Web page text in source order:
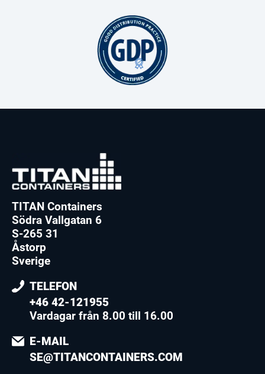
TITAN Containers
Södra Vallgatan 6
S-265 31
Åstorp
Sverige
TELEFON
+46 42-121955
Vardagar från 8.00 till 16.00
E-MAIL
SE@TITANCONTAINERS.COM